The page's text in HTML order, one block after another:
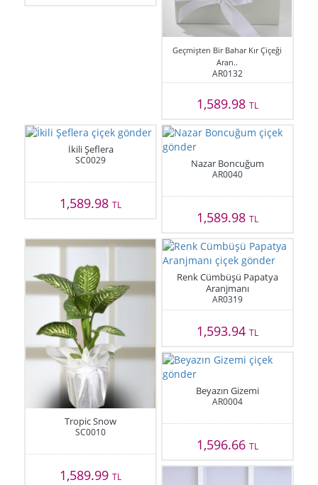
Geçmişten Bir Bahar Kır Çiçeği
Aran..
AR0132
1,589.98 TL
İkili Şeflera
SC0029
1,589.98TL
Nazar Boncuğum
AR0040
1,589.98 TL
Tropic Snow
SC0010
1,589.99TL
Renk Cümbüşü Papatya
Aranjmanı
AR0319
1,593.94 TL
Beyazın Gizemi
AR0004
1,596.66 TL